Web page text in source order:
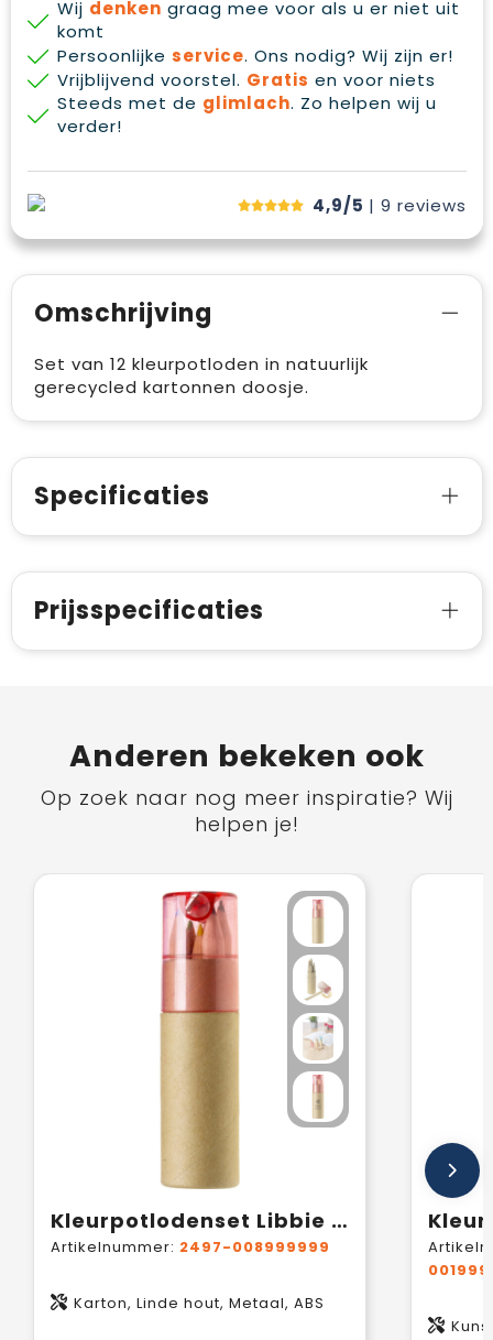
Wij denken graag mee voor als u er niet uit
komt
Persoonlijke service. Ons nodig? Wij zijn er!
Vrijblijvend voorstel. Gratis en voor niets
Steeds met de glimlach. Zo helpen wij u
verder!
4,9/5 | 9 reviews
Omschrijving
Set van 12 kleurpotloden in natuurlijk
gerecycled kartonnen doosje.
Specificaties
Prijsspecificaties
Anderen bekeken ook
Op zoek naar nog meer inspiratie? Wij
helpen je!
Kleurpotlodenset Libbie | 6 st
Artikelnummer: 2497-008999999
Karton, Linde hout, Metaal, ABS